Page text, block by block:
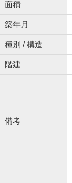
面積
築年月
種別 / 構造
階建
備考